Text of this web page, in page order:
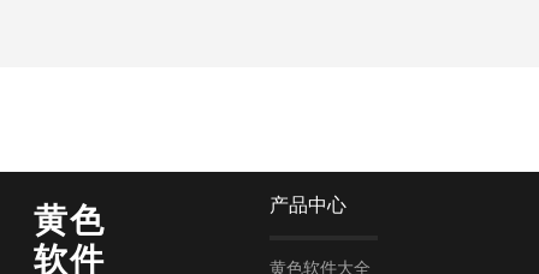
黄色
软件
产品中心
黄色软件大全